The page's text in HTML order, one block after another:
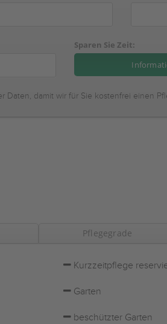
Sparen Sie Zeit:
Daten, damit wir für Sie kostenfrei einen
Pflegegrade
Kurzzeitpflege
Garten
beschützter Garten